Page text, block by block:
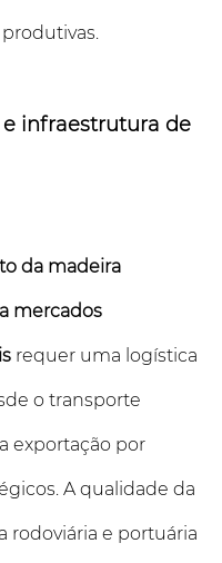
e infraestrutura de
da madeira
mercados
requer uma logística
o transporte
exportação por
A qualidade da
rodoviária e portuária